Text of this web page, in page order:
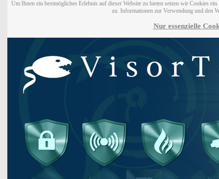
Um Ihnen ein bestmögliches Erlebnis auf dieser Website zu bieten setzen wir Cookies
zu. Informationen zur Verwendung und den
Nur essenzielle